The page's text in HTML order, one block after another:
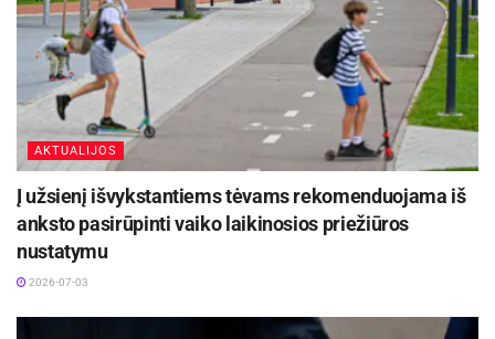
AKTUALIJOS
Į užsienį išvykstantiems tėvams rekomenduojama iš
anksto pasirūpinti vaiko laikinosios priežiūros
nustatymu
2026-07-03